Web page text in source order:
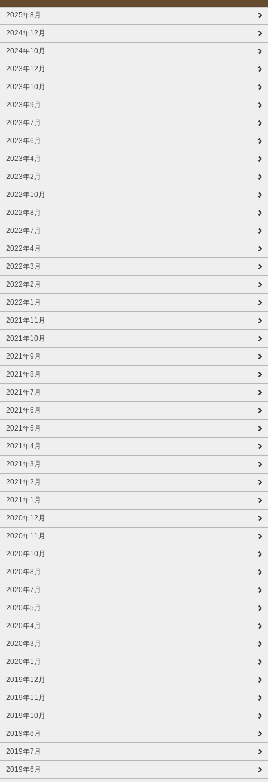
2025年8月
2024年12月
2024年10月
2023年12月
2023年10月
2023年9月
2023年7月
2023年6月
2023年4月
2023年2月
2022年10月
2022年8月
2022年7月
2022年4月
2022年3月
2022年2月
2022年1月
2021年11月
2021年10月
2021年9月
2021年8月
2021年7月
2021年6月
2021年5月
2021年4月
2021年3月
2021年2月
2021年1月
2020年12月
2020年11月
2020年10月
2020年8月
2020年7月
2020年5月
2020年4月
2020年3月
2020年1月
2019年12月
2019年11月
2019年10月
2019年8月
2019年7月
2019年6月